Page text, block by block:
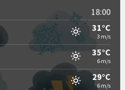
18:00
31°C
3 m/s
35°C
6 m/s
29°C
6 m/s